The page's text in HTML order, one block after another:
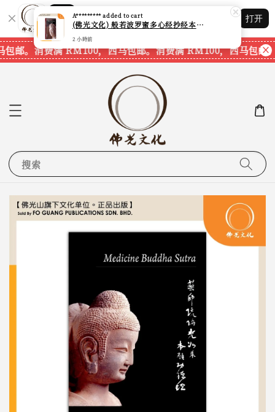
Shopping: 追踪您的订单
您信赖的商店
打开
邮。 消费满 RM100，西马包邮。消费满 RM100，西马包邮。
搜索
A*********added to cart
(佛光文化) 般若波罗蜜多心经抄经本 Prajna Paramita Heart Sutra (30pcs/pack) 现货速发
2 小時前